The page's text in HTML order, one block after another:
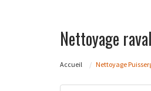
Nettoyage
Accueil Nettoyage